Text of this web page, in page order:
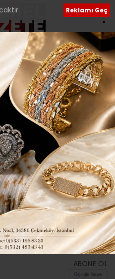
İBB’de
Poyraz
148 Güncel
ABONE OL